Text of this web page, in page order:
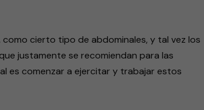
cierto tipo de abdominales, y tal vez los
justamente se recomiendan para las
es comenzar a ejercitar y trabajar estos